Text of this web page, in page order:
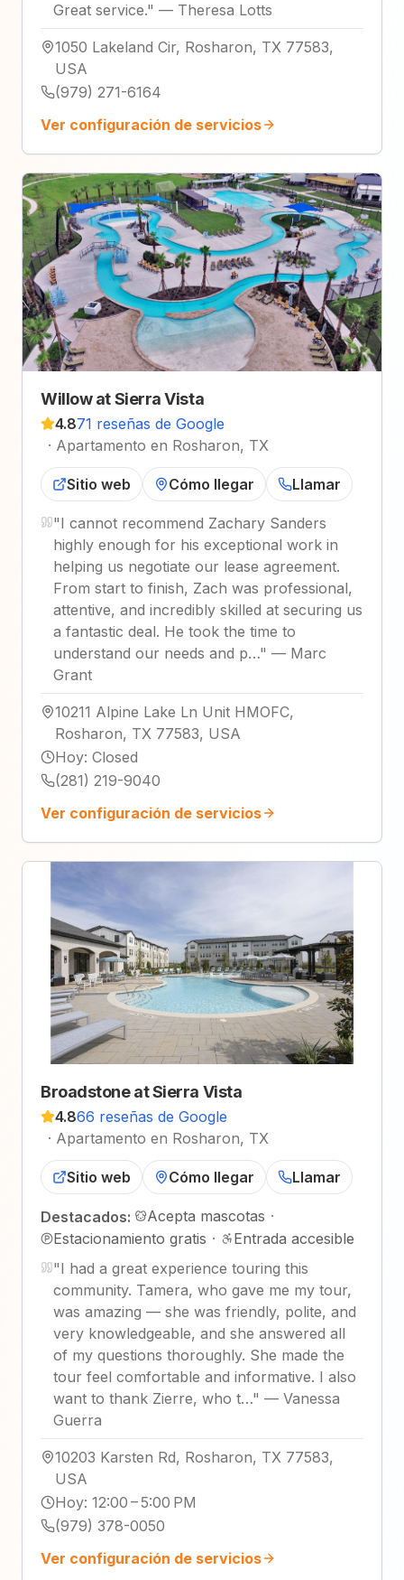
Great service." — Theresa Lotts
1050 Lakeland Cir, Rosharon, TX 77583,
USA
(979) 271-6164
Ver configuración de servicios
Willow at Sierra Vista
4.871 reseñas de Google
· Apartamento en Rosharon, TX
Sitio web Cómo llegar Llamar
"I cannot recommend Zachary Sanders
highly enough for his exceptional work in
helping us negotiate our lease agreement.
From start to finish, Zach was professional,
attentive, and incredibly skilled at securing us
a fantastic deal. He took the time to
understand our needs and p…" — Marc
Grant
10211 Alpine Lake Ln Unit HMOFC,
Rosharon, TX 77583, USA
Hoy: Closed
(281) 219-9040
Ver configuración de servicios
Broadstone at Sierra Vista
4.866 reseñas de Google
· Apartamento en Rosharon, TX
Sitio web Cómo llegar Llamar
Destacados: Acepta mascotas ·
Estacionamiento gratis ·
Entrada accesible
"I had a great experience touring this
community. Tamera, who gave me my tour,
was amazing — she was friendly, polite, and
very knowledgeable, and she answered all
of my questions thoroughly. She made the
tour feel comfortable and informative. I also
want to thank Zierre, who t…" — Vanessa
Guerra
10203 Karsten Rd, Rosharon, TX 77583,
USA
Hoy: 12:00 – 5:00 PM
(979) 378-0050
Ver configuración de servicios